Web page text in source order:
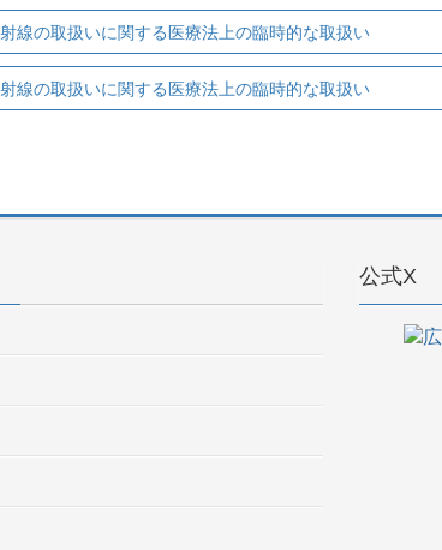
線の取扱いに関する医療法上の臨時的な取扱い
線の取扱いに関する医療法上の臨時的な取扱い
公式X